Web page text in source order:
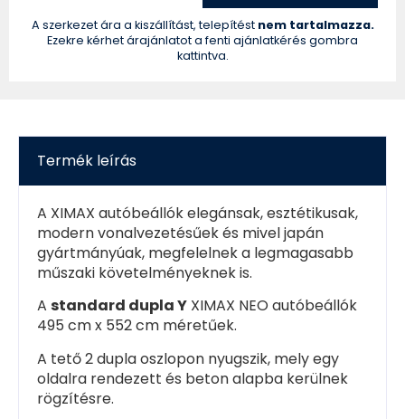
A szerkezet ára a kiszállítást, telepítést nem tartalmazza.
Ezekre kérhet árajánlatot a fenti ajánlatkérés gombra
kattintva.
Termék leírás
A XIMAX autóbeállók elegánsak, esztétikusak,
modern vonalvezetésűek és mivel japán
gyártmányúak, megfelelnek a legmagasabb
műszaki követelményeknek is.
A standard dupla Y XIMAX NEO autóbeállók
495 cm x 552 cm méretűek.
A tető 2 dupla oszlopon nyugszik, mely egy
oldalra rendezett és beton alapba kerülnek
rögzítésre.